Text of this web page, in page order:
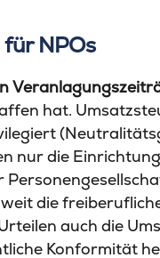
NPOs
hat.
nur die
die
auch die
Konformität